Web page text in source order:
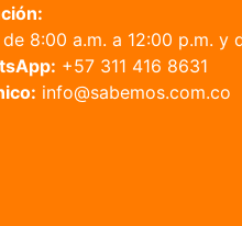
8:00 a.m. a 12:00 p.m. y
+57 311 416 8631